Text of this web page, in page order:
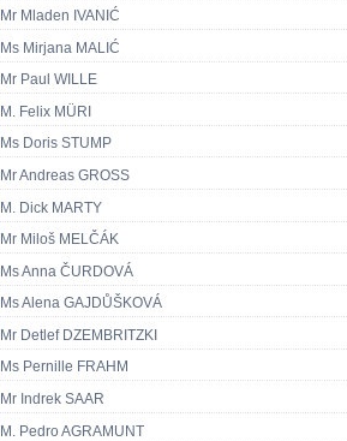
Mr Mladen IVANIĆ
Ms Mirjana MALIĆ
Mr Paul WILLE
M. Felix MÜRI
Ms Doris STUMP
Mr Andreas GROSS
M. Dick MARTY
Mr Miloš MELČÁK
Ms Anna ČURDOVÁ
Ms Alena GAJDŮŠKOVÁ
Mr Detlef DZEMBRITZKI
Ms Pernille FRAHM
Mr Indrek SAAR
M. Pedro AGRAMUNT